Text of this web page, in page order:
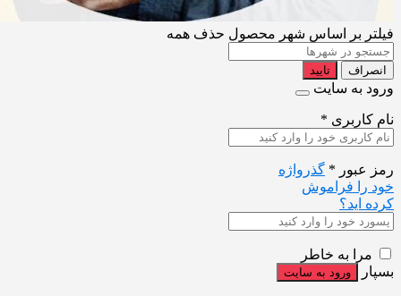
فیلتر بر اساس شهر محصول حذف همه
انصراف تایید
ورود به سایت
نام کاربری *
رمز عبور * گذرواژه
خود را فراموش
کرده اید؟
مرا به خاطر
بسپار